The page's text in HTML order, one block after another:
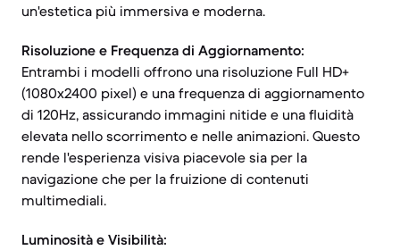
un'estetica più immersiva e moderna.
Risoluzione e Frequenza di Aggiornamento:
Entrambi i modelli offrono una risoluzione Full HD+
(1080x2400 pixel) e una frequenza di aggiornamento
di 120Hz, assicurando immagini nitide e una fluidità
elevata nello scorrimento e nelle animazioni. Questo
rende l'esperienza visiva piacevole sia per la
navigazione che per la fruizione di contenuti
multimediali.
Luminosità e Visibilità: